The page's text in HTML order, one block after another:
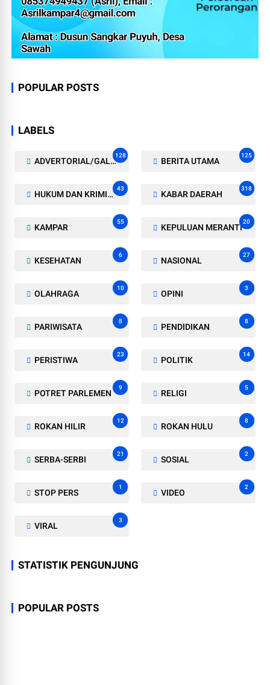
POPULAR POSTS
LABELS
ADVERTORIAL/GALERI
128
BERITA UTAMA
125
HUKUM DAN KRIMINAL
43
KABAR DAERAH
318
KAMPAR
55
KEPULUAN MERANTI
20
KESEHATAN
6
NASIONAL
27
OLAHRAGA
10
OPINI
3
PARIWISATA
8
PENDIDIKAN
8
PERISTIWA
23
POLITIK
14
POTRET PARLEMEN
9
RELIGI
5
ROKAN HILIR
12
ROKAN HULU
8
SERBA-SERBI
21
SOSIAL
2
STOP PERS
1
VIDEO
2
VIRAL
3
STATISTIK PENGUNJUNG
POPULAR POSTS